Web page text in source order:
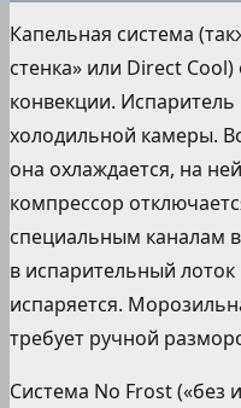
Капельная система
стенка» или Direct
конвекции.
холодильной камеры.
она охлаждается, на
компрессор
специальным каналам
в испарительный
испаряется.
требует ручной
Система No Frost («без